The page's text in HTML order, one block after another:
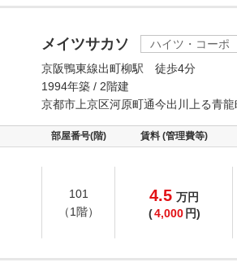
メイツサカソ
ハイツ・コーポ
京阪鴨東線出町柳駅 徒歩4分
1994年築 / 2階建
京都市上京区河原町通今出川上る青龍
部屋番号(階) 賃料 (管理費等)
101
（1階）
4.5 万円
(4,000 円)